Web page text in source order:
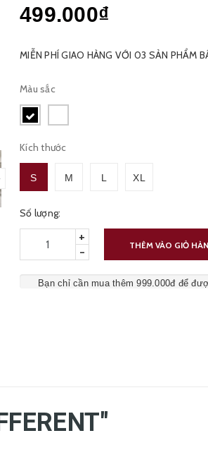
499.000₫
MIỄN PHÍ GIAO HÀNG VỚI 03 SẢN PHẨM
Màu sắc
Kích thước
S M L XL
Số lượng:
+
-
THÊM VÀO GIỎ
Bạn chỉ cần mua thêm 999.000đ để